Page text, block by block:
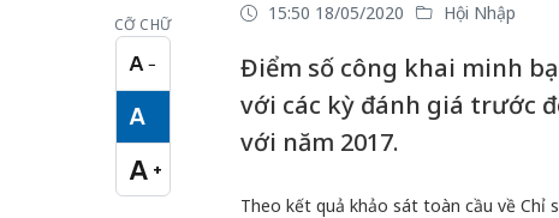
CỠ CHỮ
A −
Cỡ chữ nhỏ
A
Cỡ chữ vừa
A +
Cỡ chữ lớn
15:50 18/05/2020 Hội Nhập
Điểm số công khai minh
với các kỳ đánh giá trước
với năm 2017.
Theo kết quả khảo sát toàn cầu về Chỉ